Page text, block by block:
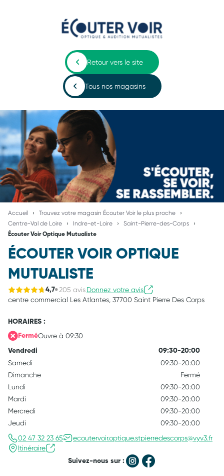
Retour vers le site
Tous nos magasins
Accueil
Trouvez votre magasin Écouter Voir le plus proche
Centre-Val de Loire
Indre-et-Loire Saint-Pierre-des-Corps
Écouter Voir Optique Mutualiste
ÉCOUTER VOIR OPTIQUE
MUTUALISTE
4,7 205 avisDonnez votre avis
centre commercial Les Atlantes, 37700 Saint Pierre Des Corps
HORAIRES :
FerméOuvre à 09:30
Vendredi 09:30-20:00
Samedi
09:30-20:00
Dimanche
Fermé
Lundi
09:30-20:00
Mardi
09:30-20:00
Mercredi
09:30-20:00
Jeudi
09:30-20:00
02 47 32 23 65
ecoutervoir.optique.stpierredescorps@vyv3.fr
Itinéraire
Suivez-nous sur :